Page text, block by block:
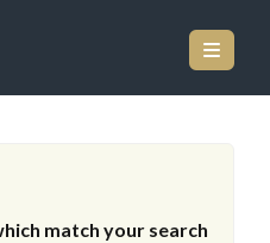
match your search